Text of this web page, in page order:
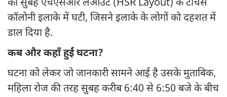
की सुबह एचएसआर लेआउट (HSR Layout) के टीचर्स
कॉलोनी इलाके में घटी, जिसने इलाके के लोगों को दहशत में
डाल दिया है.
कब और कहाँ हुईं घटना?
घटना को लेकर जो जानकारी सामने आई है उसके मुताबिक,
महिला रोज की तरह सुबह करीब 6:40 से 6:50 बजे के बीच